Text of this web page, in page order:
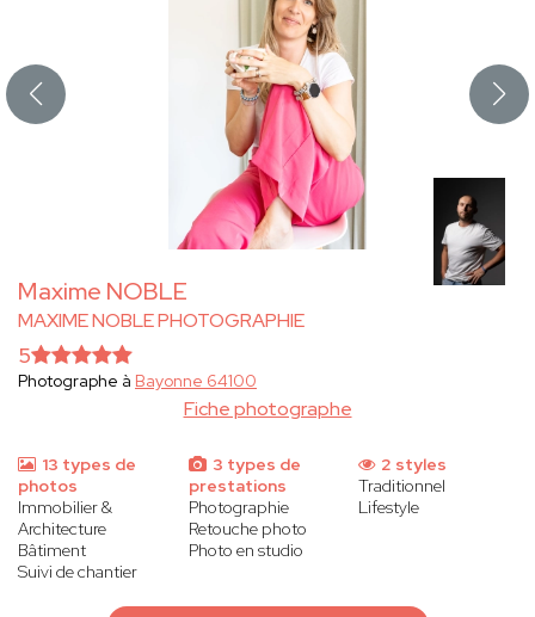
Maxime NOBLE
MAXIME NOBLE PHOTOGRAPHIE
Fiche photographe
5
Photographe à Bayonne 64100
13 types de
photos
Immobilier &
Architecture
Bâtiment
Suivi de chantier
3 types de
prestations
Photographie
Retouche photo
Photo en studio
2 styles
Traditionnel
Lifestyle